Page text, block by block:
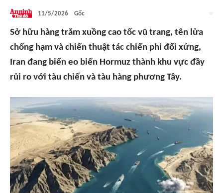
11/5/2026 Gốc
Sở hữu hàng trăm xuồng cao tốc vũ trang, tên lửa
chống hạm và chiến thuật tác chiến phi đối xứng,
Iran đang biến eo biển Hormuz thành khu vực đầy
rủi ro với tàu chiến và tàu hàng phương Tây.